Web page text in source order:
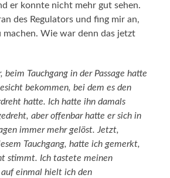
er konnte nicht mehr gut sehen.
des Regulators und fing mir an,
machen. Wie war denn das jetzt
beim Tauchgang in der Passage hatte
bekommen, bei dem es den
hatte. Ich hatte ihn damals
aber offenbar hatte er sich in
immer mehr gelöst. Jetzt,
Tauchgang, hatte ich gemerkt,
stimmt. Ich tastete meinen
einmal hielt ich den